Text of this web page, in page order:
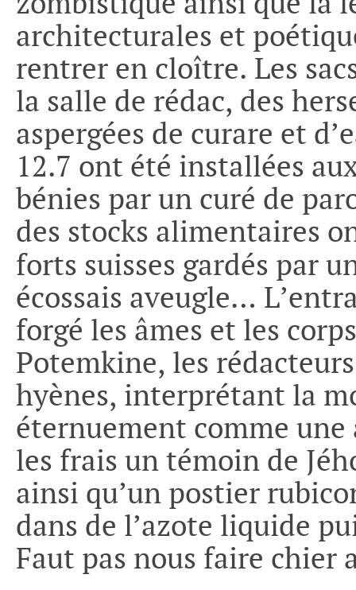
architecturales et
rentrer en cloître. Les
la salle de rédac, des
aspergées de curare et
12.7 ont été installées
bénies par un curé de
des stocks alimentaires
forts suisses gardés par
écossais aveugle…
forgé les âmes et les
Potemkine, les
hyènes, interprétant la
éternuement comme
les frais un témoin de
ainsi qu’un postier
dans de l’azote liquide
Faut pas nous faire chier